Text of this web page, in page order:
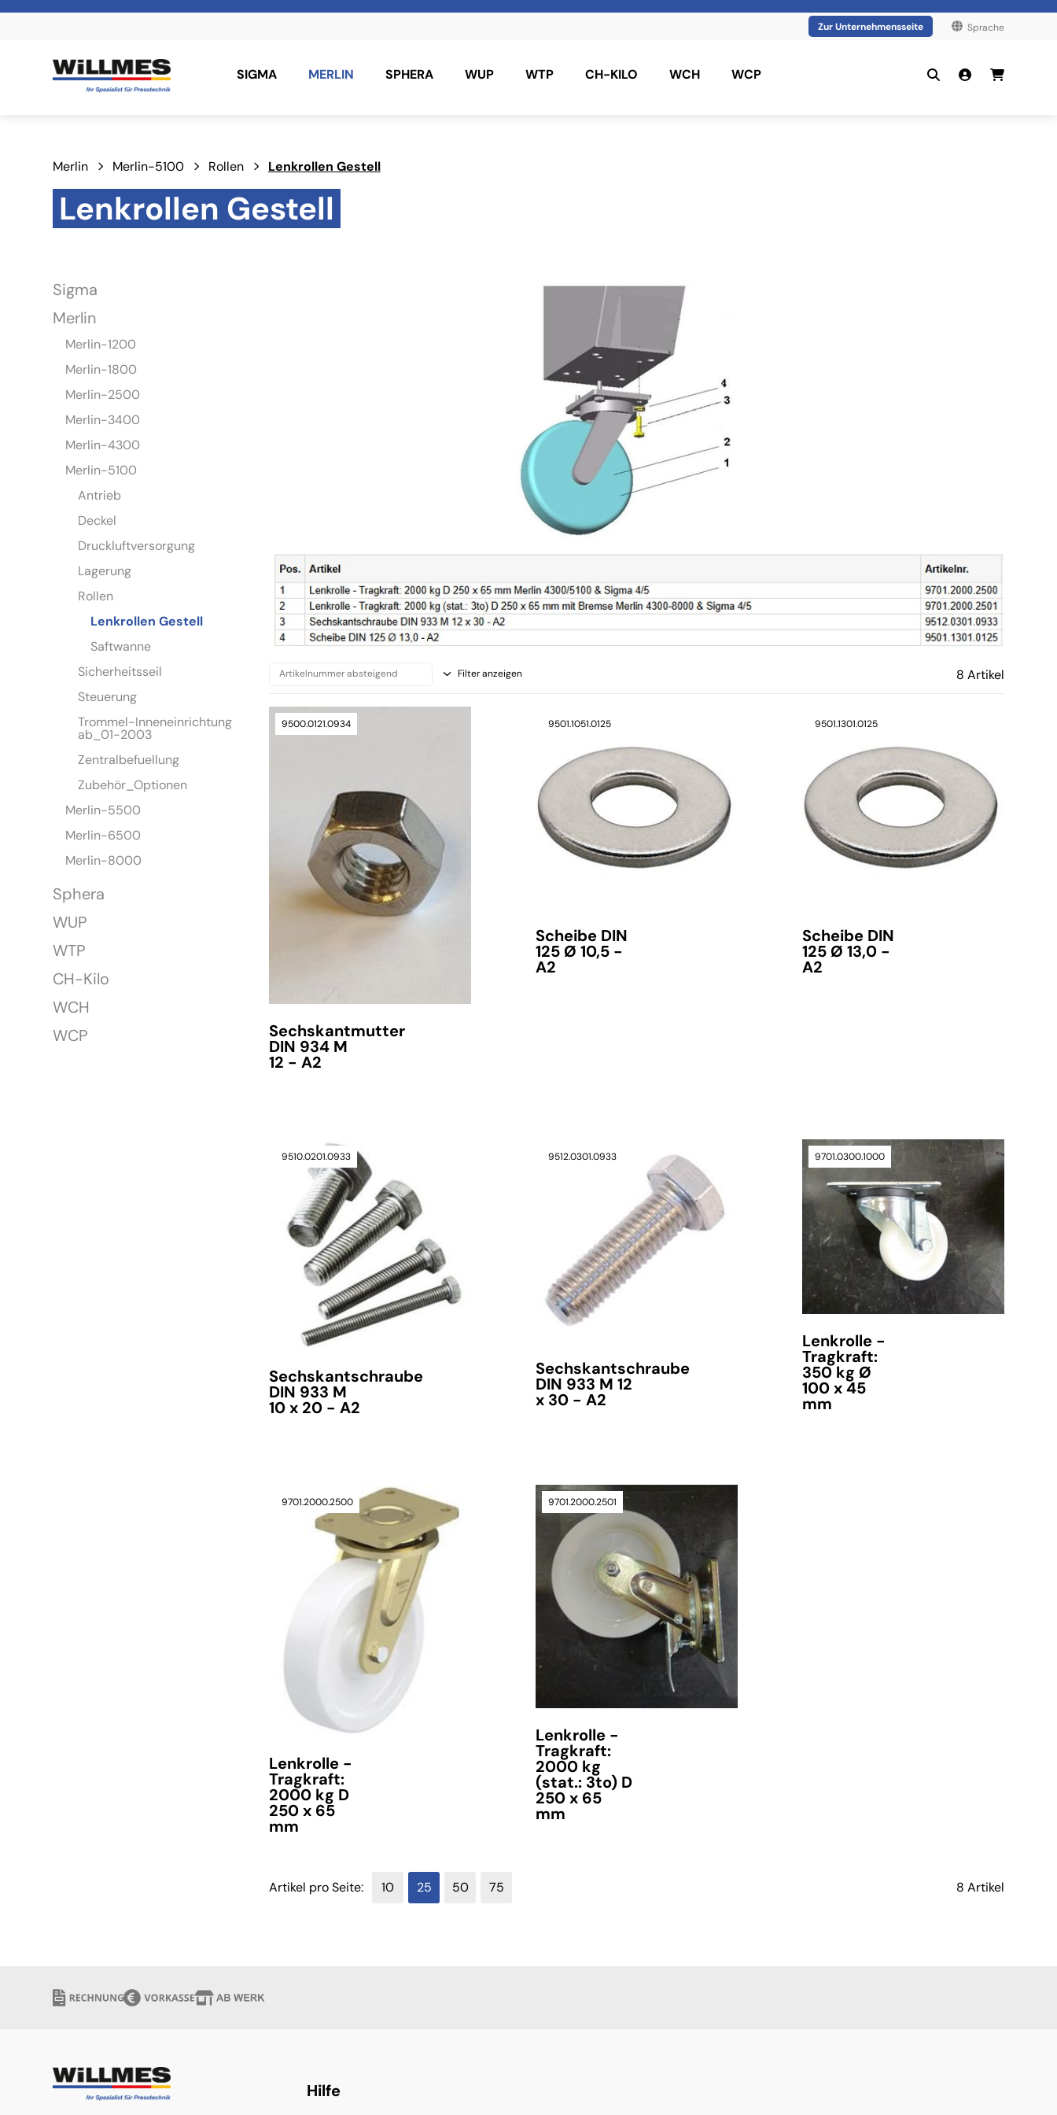
Sprache
Zur Unternehmensseite
SIGMA MERLIN SPHERA WUP WTP CH-KILO WCH WCP
Merlin Merlin-5100 Rollen Lenkrollen Gestell
Lenkrollen Gestell
Sigma
Merlin
Merlin-1200
Merlin-1800
Merlin-2500
Merlin-3400
Merlin-4300
Merlin-5100
Antrieb
Deckel
Druckluftversorgung
Lagerung
Rollen
Lenkrollen Gestell
Saftwanne
Sicherheitsseil
Steuerung
Trommel-Inneneinrichtung
ab_01-2003
Zentralbefuellung
Zubehör_Optionen
Merlin-5500
Merlin-6500
Merlin-8000
Sphera
WUP
WTP
CH-Kilo
WCH
WCP
Filter anzeigen 8 Artikel
9500.0121.0934
verfügbar
Sechskantmutter
DIN 934 M
12 - A2
9501.1051.0125
Scheibe DIN
125 Ø 10,5 -
A2
9501.1301.0125
Scheibe DIN
125 Ø 13,0 -
A2
9510.0201.0933
Sechskantschraube
DIN 933 M
10 x 20 - A2
9512.0301.0933
verfügbar
Sechskantschraube
DIN 933 M 12
x 30 - A2
9701.0300.1000
Lenkrolle -
Tragkraft:
350 kg Ø
100 x 45
mm
9701.2000.2500
Lenkrolle -
Tragkraft:
2000 kg D
250 x 65
mm
9701.2000.2501
Lenkrolle -
Tragkraft:
2000 kg
(stat.: 3to) D
250 x 65
mm
8 Artikel
Artikel pro Seite: 10 25 50 75
Hilfe